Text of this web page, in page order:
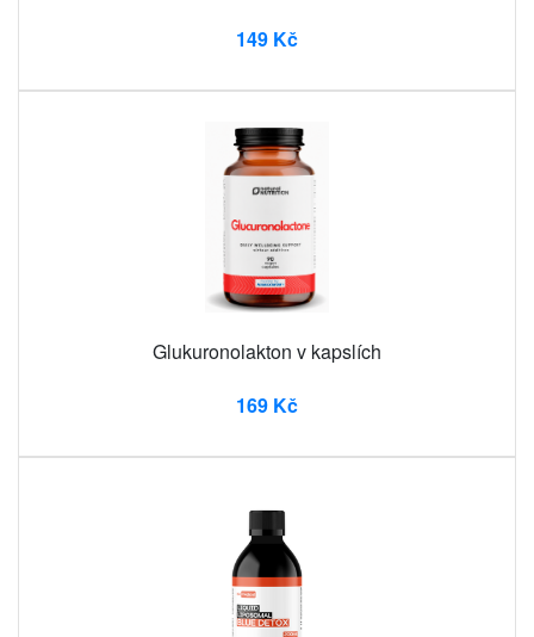
149 Kč
Glukuronolakton v kapslích
169 Kč